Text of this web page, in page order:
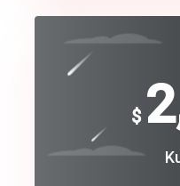
crm auto
track
$